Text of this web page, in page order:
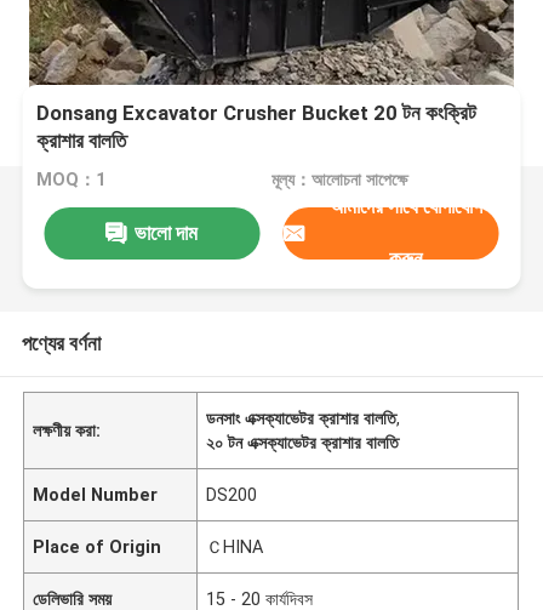
Donsang Excavator Crusher Bucket 20 টন কংক্রিট
ক্রাশার বালতি
MOQ：1 মূল্য：আলোচনা সাপেক্ষে
ভালো দাম
আমাদের সাথে যোগাযোগ
করুন
পণ্যের বর্ণনা
লক্ষণীয় করা:
ডনসাং এক্সক্যাভেটর ক্রাশার বালতি,
২০ টন এক্সক্যাভেটর ক্রাশার বালতি
Model Number DS200
Place of Origin ＣHINA
ডেলিভারি সময় 15 - 20 কার্যদিবস